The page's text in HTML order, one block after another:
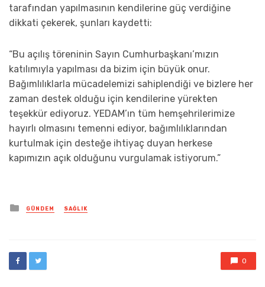
tarafından yapılmasının kendilerine güç verdiğine
dikkati çekerek, şunları kaydetti:
“Bu açılış töreninin Sayın Cumhurbaşkanı’mızın
katılımıyla yapılması da bizim için büyük onur.
Bağımlılıklarla mücadelemizi sahiplendiği ve bizlere her
zaman destek olduğu için kendilerine yürekten
teşekkür ediyoruz. YEDAM’ın tüm hemşehrilerimize
hayırlı olmasını temenni ediyor, bağımlılıklarından
kurtulmak için desteğe ihtiyaç duyan herkese
kapımızın açık olduğunu vurgulamak istiyorum.”
Posted
in
GÜNDEM SAĞLIK
0